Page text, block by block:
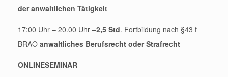
der anwaltlichen Tätigkeit
17:00 Uhr – 20.00 Uhr –2,5 Std. Fortbildung nach §43 f
BRAO anwaltliches Berufsrecht oder Strafrecht
ONLINESEMINAR